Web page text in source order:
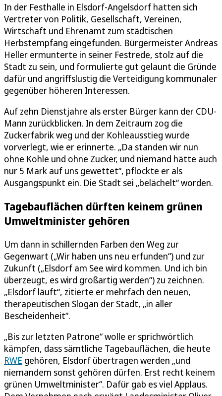
In der Festhalle in Elsdorf-Angelsdorf hatten sich
Vertreter von Politik, Gesellschaft, Vereinen,
Wirtschaft und Ehrenamt zum städtischen
Herbstempfang eingefunden. Bürgermeister Andreas
Heller ermunterte in seiner Festrede, stolz auf die
Stadt zu sein, und formulierte gut gelaunt die Gründe
dafür und angriffslustig die Verteidigung kommunaler
gegenüber höheren Interessen.
Auf zehn Dienstjahre als erster Bürger kann der CDU-
Mann zurückblicken. In dem Zeitraum zog die
Zuckerfabrik weg und der Kohleausstieg wurde
vorverlegt, wie er erinnerte. „Da standen wir nun
ohne Kohle und ohne Zucker, und niemand hätte auch
nur 5 Mark auf uns gewettet“, pflockte er als
Ausgangspunkt ein. Die Stadt sei „belächelt“ worden.
Tagebauflächen dürften keinem grünen
Umweltminister gehören
Um dann in schillernden Farben den Weg zur
Gegenwart („Wir haben uns neu erfunden“) und zur
Zukunft („Elsdorf am See wird kommen. Und ich bin
überzeugt, es wird großartig werden“) zu zeichnen.
„Elsdorf läuft“, zitierte er mehrfach den neuen,
therapeutischen Slogan der Stadt, „in aller
Bescheidenheit“.
„Bis zur letzten Patrone“ wolle er sprichwörtlich
kämpfen, dass sämtliche Tagebauflächen, die heute
RWE gehören, Elsdorf übertragen werden „und
niemandem sonst gehören dürfen. Erst recht keinem
grünen Umweltminister“. Dafür gab es viel Applaus.